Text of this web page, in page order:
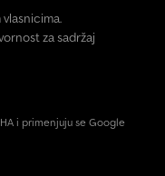
za sadržaj
i primenjuju se Google